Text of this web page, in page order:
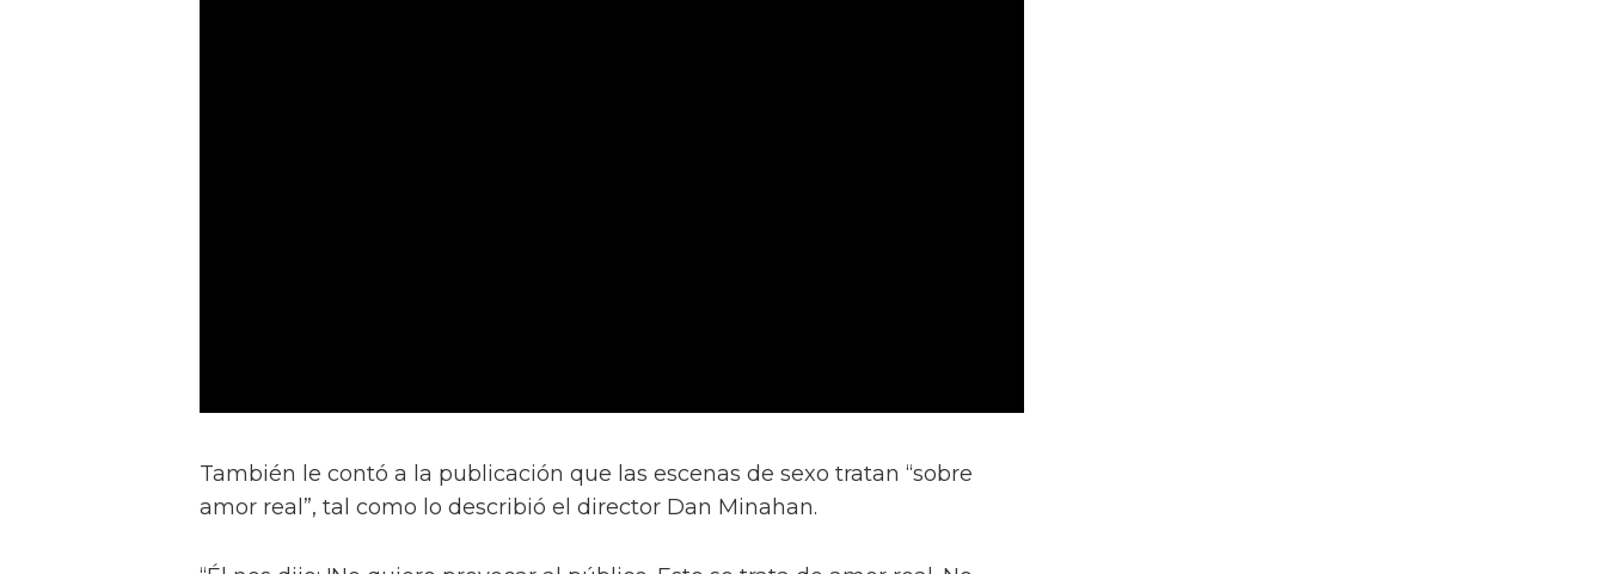
También le contó a la publicación que las escenas de sexo tratan “sobre
amor real”, tal como lo describió el director Dan Minahan.